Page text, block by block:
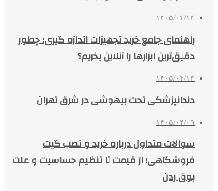
۱۴۰۵/۰۴/۱۴
راهنمای جامع خرید تجهیزات اندازه گیری؛ چطور
دقیق‌ترین ابزارها را آنلاین بخریم؟
۱۴۰۵/۰۴/۱۳
دندانپزشکی تحت بیهوشی در شرق تهران
۱۴۰۵/۰۴/۰۹
سوالات متداول درباره خرید و نصب گیت
فروشگاهی؛ از قیمت تا تنظیم حساسیت و علت
بوق زدن